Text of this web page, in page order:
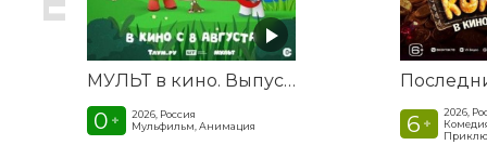
МУЛЬТ в кино. Выпуск №198. Некогда скучать
0 +
2026, Россия
Мульфильм, Анимация
6 +
2026,